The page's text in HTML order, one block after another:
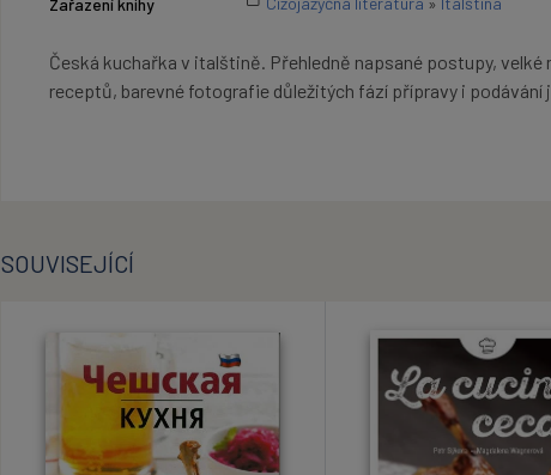
Česká kuchařka v italštině. Přehledně napsané postupy, velké
receptů, barevné fotografie důležitých fází přípravy i podávání
SOUVISEJÍCÍ